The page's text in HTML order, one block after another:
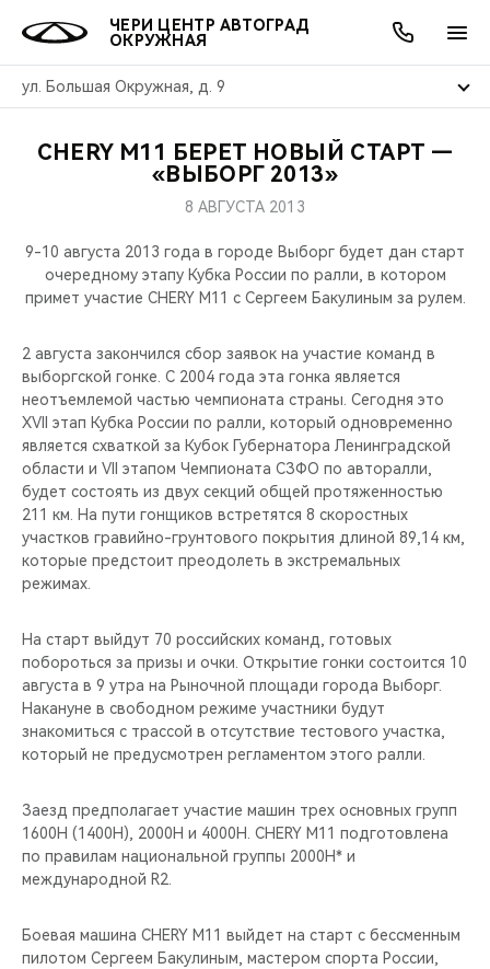
ЧЕРИ ЦЕНТР АВТОГРАД
ОКРУЖНАЯ
ул. Большая Окружная, д. 9
МОДЕЛИ
КРОССОВЕРЫ
СЕДАНЫ
НОВИНКИ
ПОКУПАТЕЛЯМ
КРЕДИТ И СТРАХОВАНИЕ
ВЛАДЕЛЬЦАМ
ЗАПЧАСТИ И АКСЕССУАРЫ
CHERY CONNECT
МИР CHERY
О БРЕНДЕ
ЛЮДИ CHERY
БЛАГОТВОРИТЕЛЬНОСТЬ
CHERY REMOTE
CHERY И СПОРТ
ВИДЕООБЗОРЫ
CHERY ДЛЯ ДЕТЕЙ
АКЦИИ
ОНЛАЙН СЕРВИСЫ
КРЕДИТ
О КОМПАНИИ
МЫ В СОЦСЕТЯХ
CHERY M11 БЕРЕТ НОВЫЙ СТАРТ —
«ВЫБОРГ 2013»
8 АВГУСТА 2013
9-10 августа 2013 года в городе Выборг будет дан старт
очередному этапу Кубка России по ралли, в котором
примет участие CHERY М11 с Сергеем Бакулиным за рулем.
2 августа закончился сбор заявок на участие команд в
выборгской гонке. С 2004 года эта гонка является
неотъемлемой частью чемпионата страны. Сегодня это
XVII этап Кубка России по ралли, который одновременно
является схваткой за Кубок Губернатора Ленинградской
области и VII этапом Чемпионата СЗФО по авторалли,
будет состоять из двух секций общей протяженностью
211 км. На пути гонщиков встретятся 8 скоростных
участков гравийно-грунтового покрытия длиной 89,14 км,
которые предстоит преодолеть в экстремальных
режимах.
На старт выйдут 70 российских команд, готовых
побороться за призы и очки. Открытие гонки состоится 10
августа в 9 утра на Рыночной площади города Выборг.
Накануне в свободном режиме участники будут
знакомиться с трассой в отсутствие тестового участка,
который не предусмотрен регламентом этого ралли.
Заезд предполагает участие машин трех основных групп
1600Н (1400Н), 2000Н и 4000Н. CHERY M11 подготовлена
по правилам национальной группы 2000Н* и
международной R2.
Боевая машина CHERY M11 выйдет на старт с бессменным
пилотом Сергеем Бакулиным, мастером спорта России,